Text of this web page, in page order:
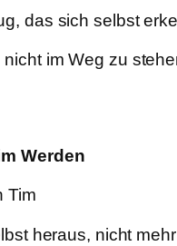
das sich selbst
im Weg zu
Werden
Tim
heraus, nicht